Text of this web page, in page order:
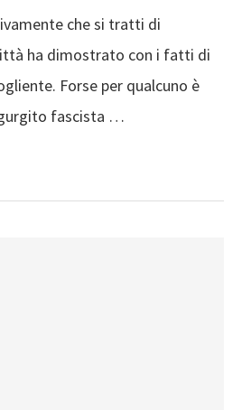
che si tratti di
ha dimostrato con i fatti di
Forse per qualcuno è
fascista …